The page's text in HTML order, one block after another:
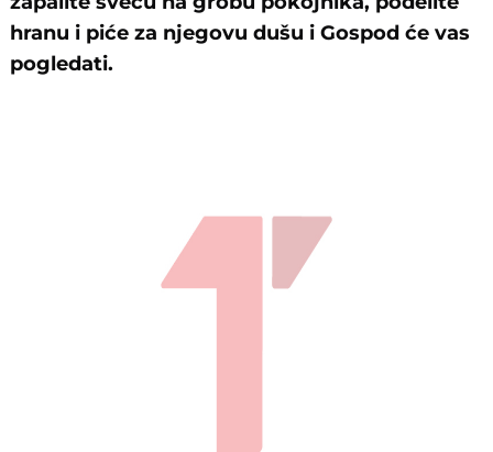
hranu i piće za njegovu dušu i Gospod će vas
pogledati.